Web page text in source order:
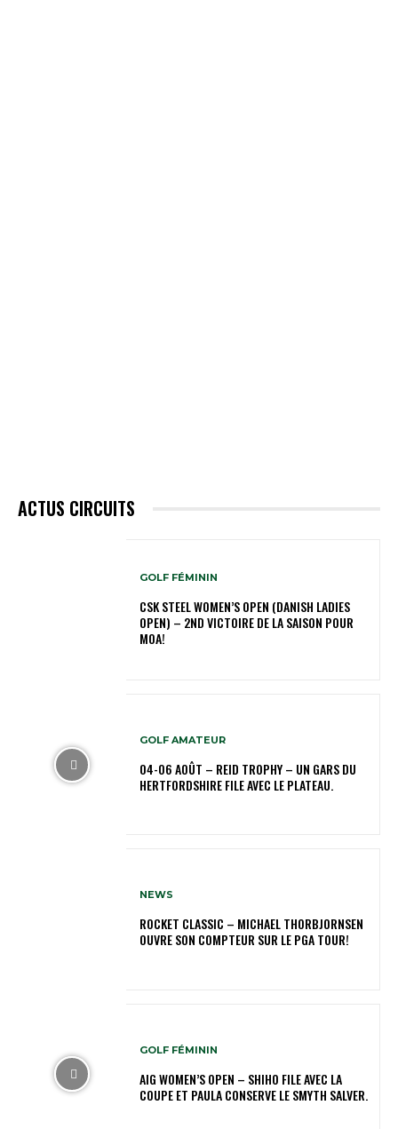
ACTUS CIRCUITS
GOLF FÉMININ
CSK STEEL WOMEN’S OPEN (DANISH LADIES
OPEN) – 2ND VICTOIRE DE LA SAISON POUR
MOA!
GOLF AMATEUR
04-06 AOÛT – REID TROPHY – UN GARS DU
HERTFORDSHIRE FILE AVEC LE PLATEAU.
NEWS
ROCKET CLASSIC – MICHAEL THORBJORNSEN
OUVRE SON COMPTEUR SUR LE PGA TOUR!
GOLF FÉMININ
AIG WOMEN’S OPEN – SHIHO FILE AVEC LA
COUPE ET PAULA CONSERVE LE SMYTH SALVER.